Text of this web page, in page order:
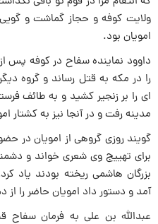
ولایت کوفه و حجاز گماشت و
امویان بود.
داوود نماینده سفاح در کوفه پس
را در مکه به قتل رساند و گروه
ای را بر زنجیر کشید و به طائف
مدینه رفت و در آنجا نیز به کشتار
گویند روزی گروهی از امویان در
برای تهییج وی شعری خواند و
بزرگان ‌هاشمی ریخته بودند یاد
آمد و دستور داد امویان حاضر را از
عبدالله بن علی به فرمان سفاح